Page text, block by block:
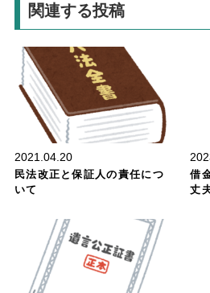
関連する投稿
消費
2021.04.20
民法改正と保証人の責任につ
いて
借
丈